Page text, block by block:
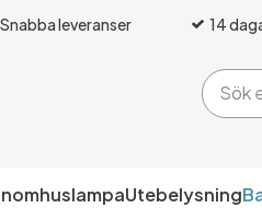
Snabba leveranser 14
Utebelysning